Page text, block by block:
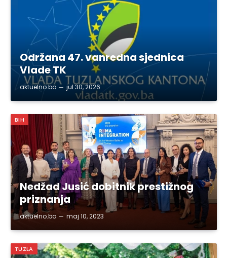
Održana 47. vanredna sjednica
Vlade TK
aktuelno.ba jul 30, 2026
BIH
Nedžad Jusić dobitnik prestižnog
priznanja
aktuelno.ba maj 10, 2023
TUZLA